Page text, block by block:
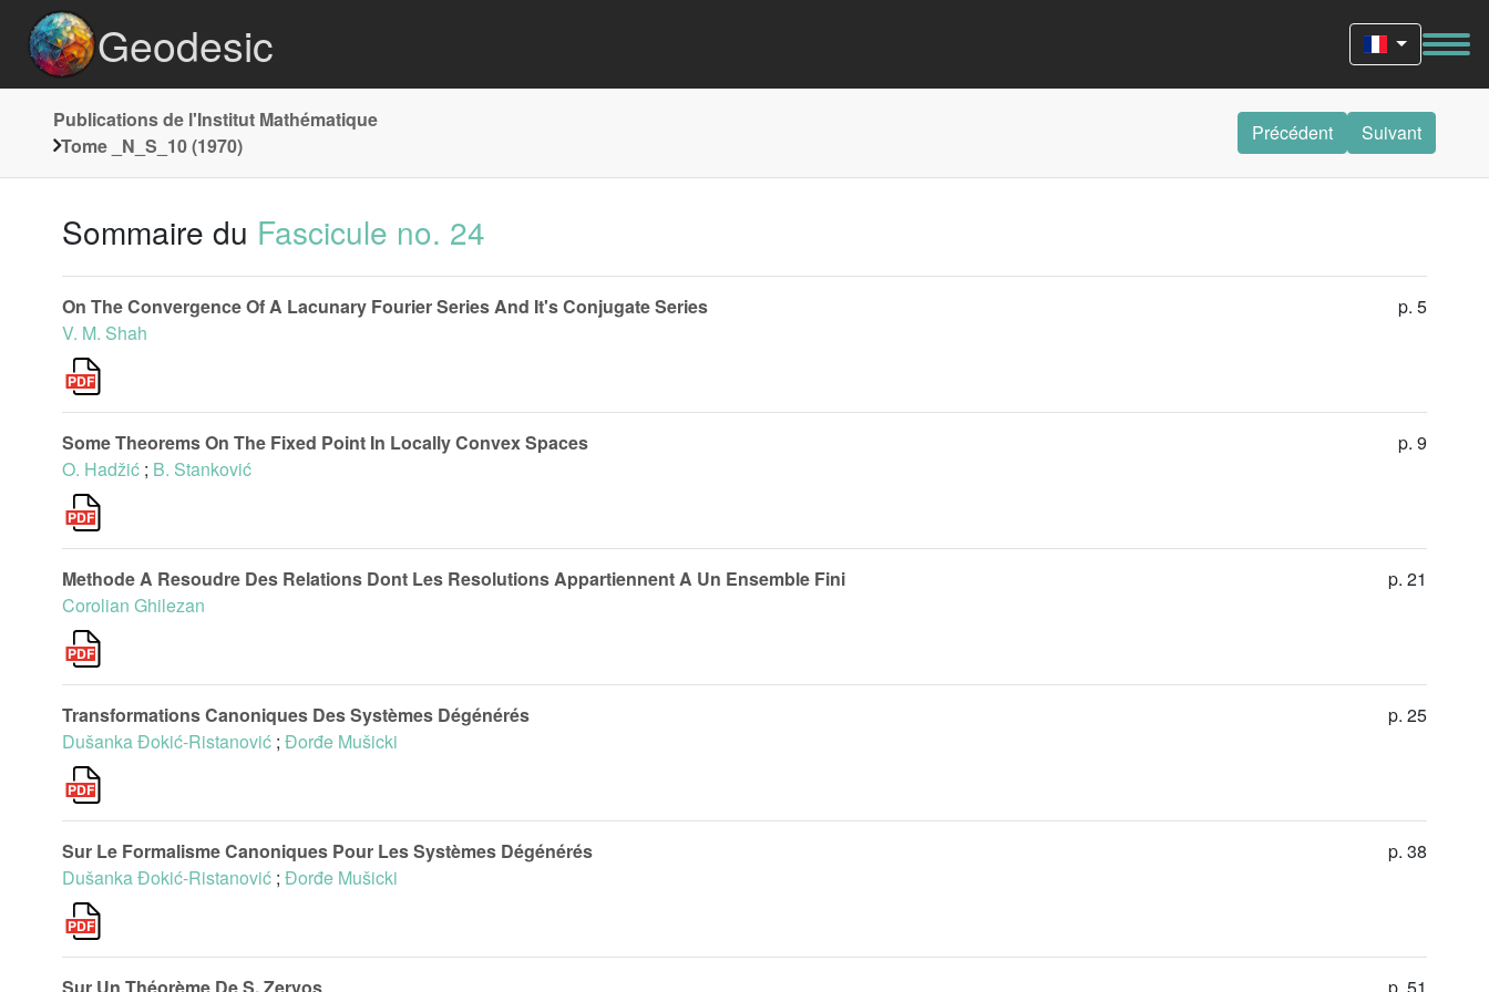
Geodesic
Publications de l'Institut Mathématique
Tome _N_S_10 (1970)
Précédent Suivant
Sommaire du Fascicule no. 24
On The Convergence Of A Lacunary Fourier Series And It's Conjugate Series
V. M. Shah
p. 5
Some Theorems On The Fixed Point In Locally Convex Spaces
O. Hadžić ; B. Stanković
p. 9
Methode A Resoudre Des Relations Dont Les Resolutions Appartiennent A Un Ensemble Fini
Corolian Ghilezan
p. 21
Transformations Canoniques Des Systèmes Dégénérés
Dušanka Đokić-Ristanović ; Đorđe Mušicki
p. 25
Sur Le Formalisme Canoniques Pour Les Systèmes Dégénérés
Dušanka Đokić-Ristanović ; Đorđe Mušicki
p. 38